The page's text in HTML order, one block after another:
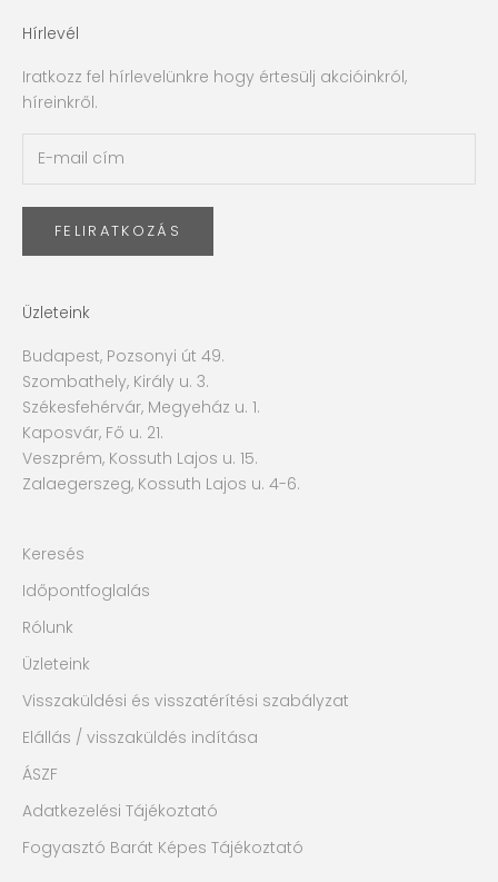
Hírlevél
Iratkozz fel hírlevelünkre hogy értesülj akcióinkról,
híreinkről.
FELIRATKOZÁS
Üzleteink
Budapest, Pozsonyi út 49.
Szombathely, Király u. 3.
Székesfehérvár, Megyeház u. 1.
Kaposvár, Fő u. 21.
Veszprém, Kossuth Lajos u. 15.
Zalaegerszeg, Kossuth Lajos u. 4-6.
Keresés
Időpontfoglalás
Rólunk
Üzleteink
Visszaküldési és visszatérítési szabályzat
Elállás / visszaküldés indítása
ÁSZF
Adatkezelési Tájékoztató
Fogyasztó Barát Képes Tájékoztató